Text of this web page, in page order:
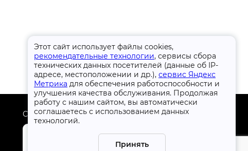
Этот сайт использует файлы cookies,
рекомендательные технологии, сервисы сбора
технических данных посетителей (данные об IP-
адресе, местоположении и др.), сервис Яндекс
Метрика для обеспечения работоспособности и
улучшения качества обслуживания. Продолжая
работу с нашим сайтом, вы автоматически
соглашаетесь с использованием данных
технологий.
Принять
Скачать приложение